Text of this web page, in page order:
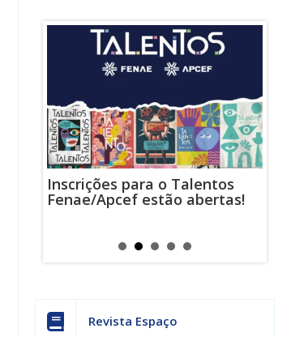
Inscrições para o Talentos
Fenae/Apcef estão abertas!
Revista Espaço